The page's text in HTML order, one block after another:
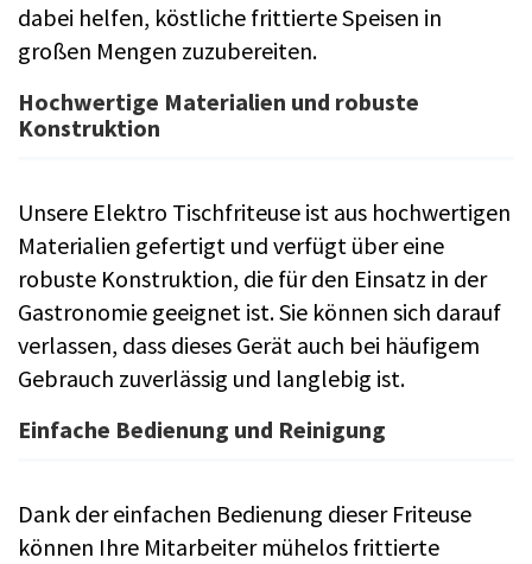
dabei helfen, köstliche frittierte Speisen in
großen Mengen zuzubereiten.
Hochwertige Materialien und robuste
Konstruktion
Unsere Elektro Tischfriteuse ist aus hochwertigen
Materialien gefertigt und verfügt über eine
robuste Konstruktion, die für den Einsatz in der
Gastronomie geeignet ist. Sie können sich darauf
verlassen, dass dieses Gerät auch bei häufigem
Gebrauch zuverlässig und langlebig ist.
Einfache Bedienung und Reinigung
Dank der einfachen Bedienung dieser Friteuse
können Ihre Mitarbeiter mühelos frittierte